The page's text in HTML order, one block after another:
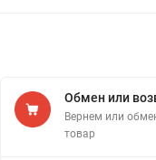
Обмен или
Вернем или
товар